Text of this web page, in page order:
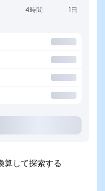
4時間 1日
して探索する